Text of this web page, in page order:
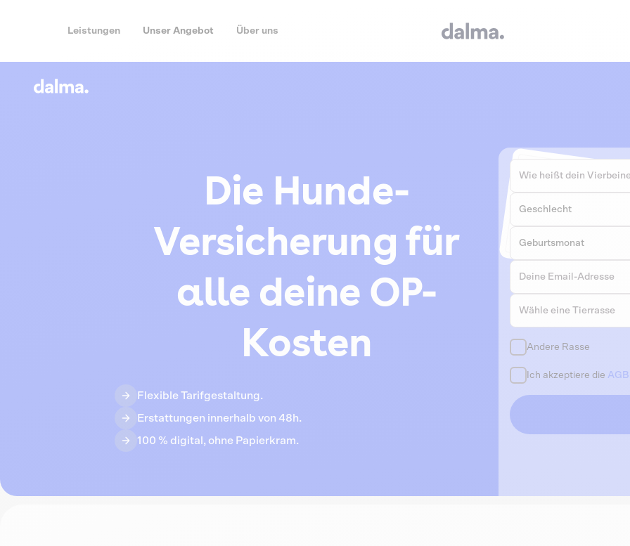
Leistungen Unser Angebot Über uns
Die Hunde-
Versicherung für
alle deine OP-
Kosten
Flexible Tarifgestaltung.
Erstattungen innerhalb von 48h.
100 % digital, ohne Papierkram.
Andere Rasse
Ich akzeptiere die AGB